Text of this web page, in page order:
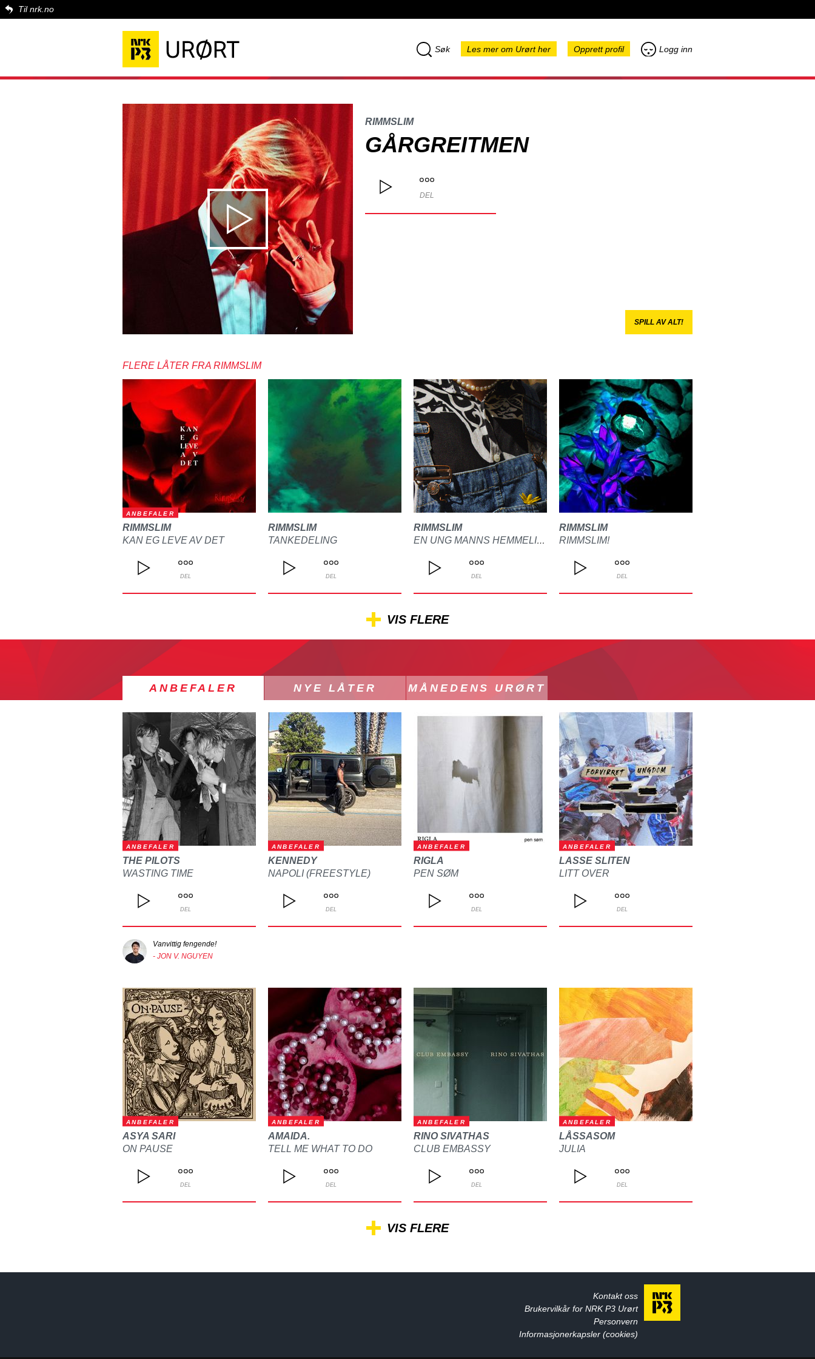
Til nrk.no
Søk Les mer om Urørt her Opprett profil Logg inn
RIMMSLIM
GÅRGREITMEN
DEL
SPILL AV ALT!
FLERE LÅTER FRA RIMMSLIM
ANBEFALER
RIMMSLIM
KAN EG LEVE AV DET
DEL
RIMMSLIM
TANKEDELING
DEL
RIMMSLIM
EN UNG MANNS HEMMELIGHET
DEL
RIMMSLIM
RIMMSLIM!
DEL
VIS FLERE
ANBEFALER NYE LÅTER MÅNEDENS URØRT
ANBEFALER
THE PILOTS
WASTING TIME
DEL
Vanvittig fengende!
- JON V. NGUYEN
ANBEFALER
KENNEDY
NAPOLI (FREESTYLE)
DEL
ANBEFALER
RIGLA
PEN SØM
DEL
ANBEFALER
LASSE SLITEN
LITT OVER
DEL
ANBEFALER
ASYA SARI
ON PAUSE
DEL
ANBEFALER
AMAIDA.
TELL ME WHAT TO DO
DEL
ANBEFALER
RINO SIVATHAS
CLUB EMBASSY
DEL
ANBEFALER
LÅSSASOM
JULIA
DEL
VIS FLERE
Kontakt oss
Brukervilkår for NRK P3 Urørt
Personvern
Informasjonerkapsler (cookies)